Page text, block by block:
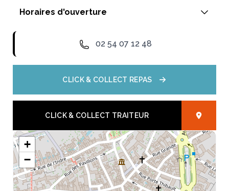
Horaires d'ouverture
Lundi
07:00 - 20:00
Mercredi
07:00 - 20:00
Jeudi
07:00 - 20:00
02 54 07 12 48
CLICK & COLLECT REPAS
CLICK & COLLECT TRAITEUR
+
−